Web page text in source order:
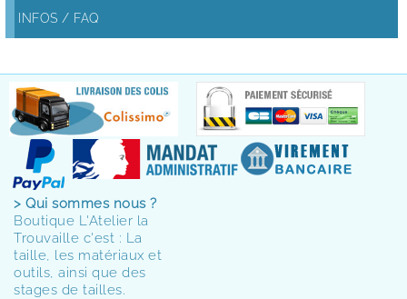
INFOS / FAQ
> Qui sommes nous ?
Boutique L'Atelier la
Trouvaille c'est : La
taille, les matériaux et
outils, ainsi que des
stages de tailles.